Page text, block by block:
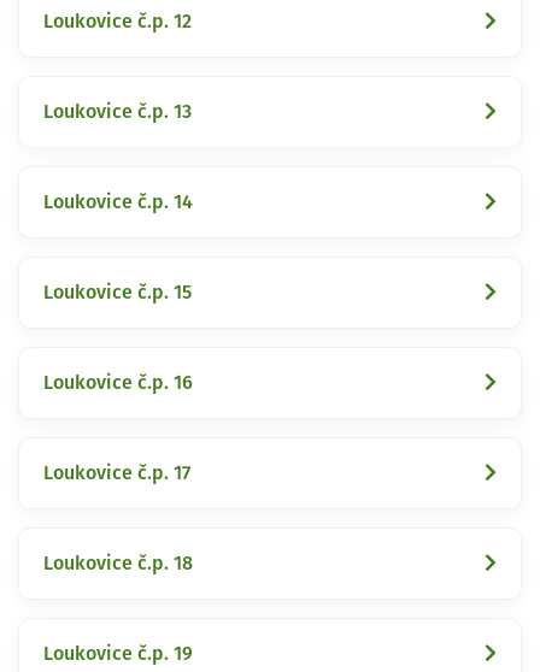
Loukovice č.p. 12
Loukovice č.p. 13
Loukovice č.p. 14
Loukovice č.p. 15
Loukovice č.p. 16
Loukovice č.p. 17
Loukovice č.p. 18
Loukovice č.p. 19